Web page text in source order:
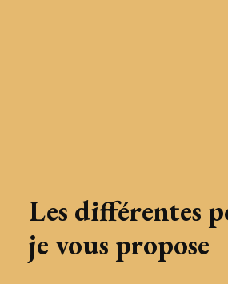
Les différentes
je vous propose